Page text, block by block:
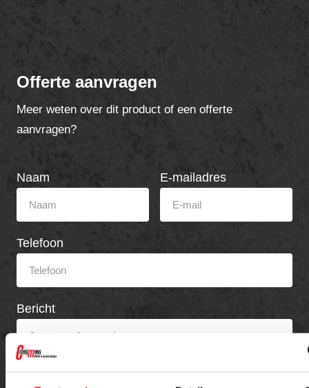
Offerte aanvragen
Meer weten over dit product of een offerte
aanvragen?
Naam E-mailadres
Telefoon
Bericht